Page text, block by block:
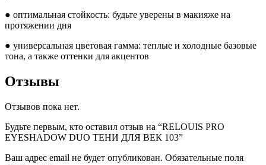
● оптимальная стойкость: будьте уверены в макияже на
протяжении дня
● универсальная цветовая гамма: теплые и холодные базовые
тона, а также оттенки для акцентов
Отзывы
Отзывов пока нет.
Будьте первым, кто оставил отзыв на “RELOUIS PRO
EYESHADOW DUO ТЕНИ ДЛЯ ВЕК 103”
Ваш адрес email не будет опубликован. Обязательные поля